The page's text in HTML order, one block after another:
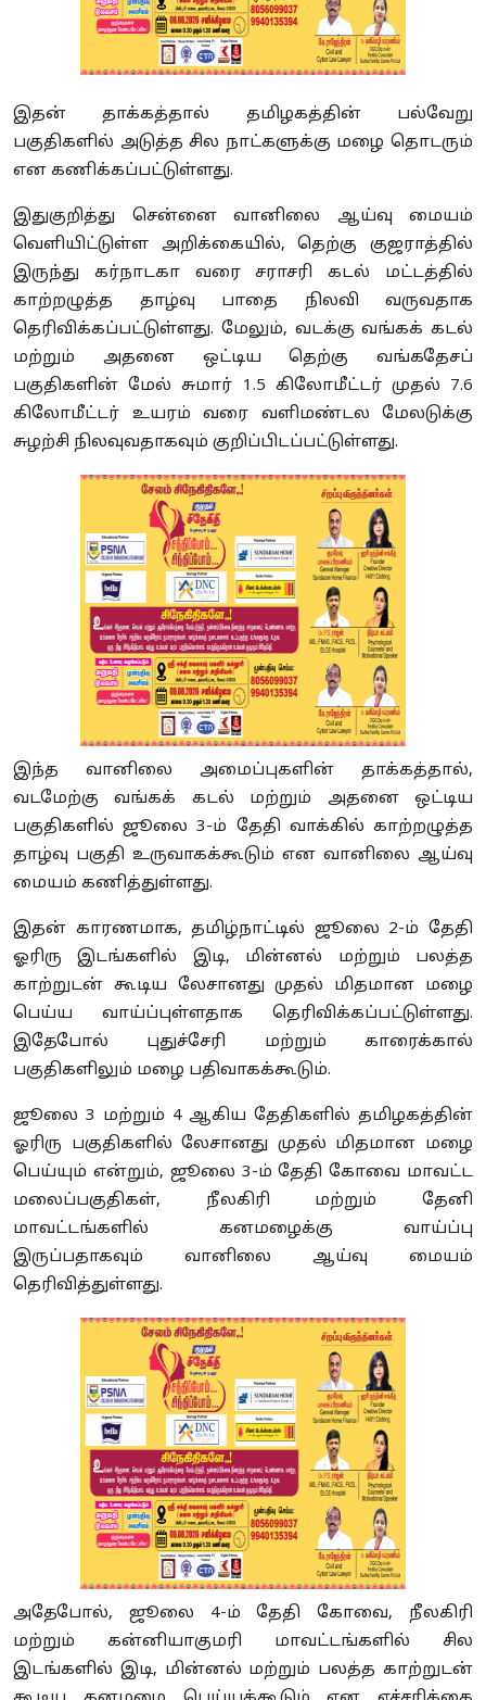
இதன் தாக்கத்தால் தமிழகத்தின் பல்வேறு
பகுதிகளில் அடுத்த சில நாட்களுக்கு மழை தொடரும்
என கணிக்கப்பட்டுள்ளது.
இதுகுறித்து சென்னை வானிலை ஆய்வு மையம்
வெளியிட்டுள்ள அறிக்கையில்,தெற்கு குஜராத்தில்
இருந்து கர்நாடகா வரை சராசரி கடல் மட்டத்தில்
காற்றழுத்த தாழ்வு பாதை நிலவி வருவதாக
தெரிவிக்கப்பட்டுள்ளது. மேலும், வடக்கு வங்கக் கடல்
மற்றும் அதனை ஒட்டிய தெற்கு வங்கதேசப்
பகுதிகளின் மேல் சுமார் 1.5 கிலோமீட்டர் முதல் 7.6
கிலோமீட்டர் உயரம் வரை வளிமண்டல மேலடுக்கு
சுழற்சி நிலவுவதாகவும் குறிப்பிடப்பட்டுள்ளது.
இந்த வானிலை அமைப்புகளின் தாக்கத்தால்,
வடமேற்கு வங்கக் கடல் மற்றும் அதனை ஒட்டிய
பகுதிகளில் ஜூலை3-ம் தேதி வாக்கில் காற்றழுத்த
தாழ்வு பகுதி உருவாகக்கூடும் என வானிலை ஆய்வு
மையம் கணித்துள்ளது.
இதன் காரணமாக,தமிழ்நாட்டில் ஜூலை 2-ம் தேதி
ஓரிரு இடங்களில் இடி, மின்னல் மற்றும் பலத்த
காற்றுடன் கூடிய லேசானது முதல் மிதமான மழை
பெய்ய வாய்ப்புள்ளதாக தெரிவிக்கப்பட்டுள்ளது.
இதேபோல் புதுச்சேரி மற்றும் காரைக்கால்
பகுதிகளிலும் மழை பதிவாகக்கூடும்.
ஜூலை 3 மற்றும் 4ஆகிய தேதிகளில் தமிழகத்தின்
ஓரிரு பகுதிகளில் லேசானது முதல் மிதமான மழை
பெய்யும் என்றும், ஜூலை 3-ம் தேதி கோவை மாவட்ட
மலைப்பகுதிகள், நீலகிரி மற்றும் தேனி
மாவட்டங்களில் கனமழைக்கு வாய்ப்பு
இருப்பதாகவும் வானிலை ஆய்வு மையம்
தெரிவித்துள்ளது.
அதேபோல், ஜூலை 4-ம் தேதி கோவை, நீலகிரி
மற்றும் கன்னியாகுமரி மாவட்டங்களில் சில
இடங்களில் இடி, மின்னல் மற்றும் பலத்த காற்றுடன்